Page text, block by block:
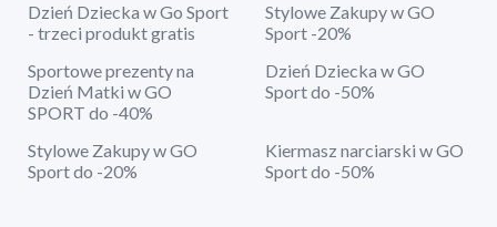
Dzień Dziecka w Go Sport
- trzeci produkt gratis
Stylowe Zakupy w GO
Sport -20%
Sportowe prezenty na
Dzień Matki w GO
SPORT do -40%
Dzień Dziecka w GO
Sport do -50%
Stylowe Zakupy w GO
Sport do -20%
Kiermasz narciarski w GO
Sport do -50%